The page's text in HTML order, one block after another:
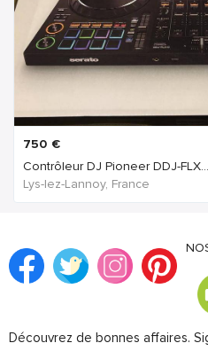
750 €
Contrôleur DJ Pioneer DDJ-FLX...
Lys-lez-Lannoy, France
Découvrez de bonnes affaires.